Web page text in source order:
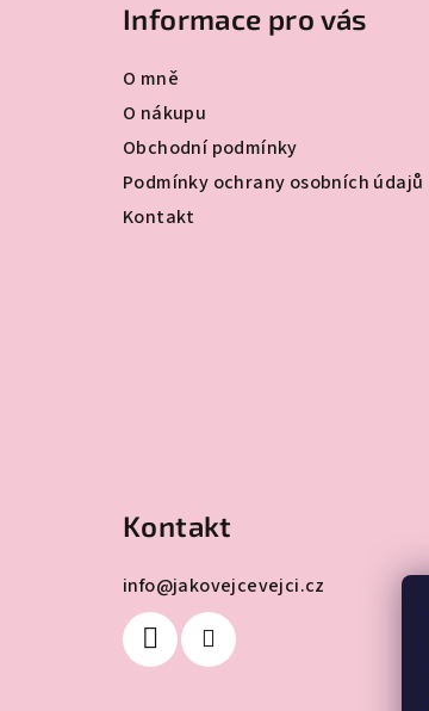
Informace pro vás
O mně
O nákupu
Obchodní podmínky
Podmínky ochrany osobních údajů
Kontakt
Kontakt
info@jakovejcevejci.cz